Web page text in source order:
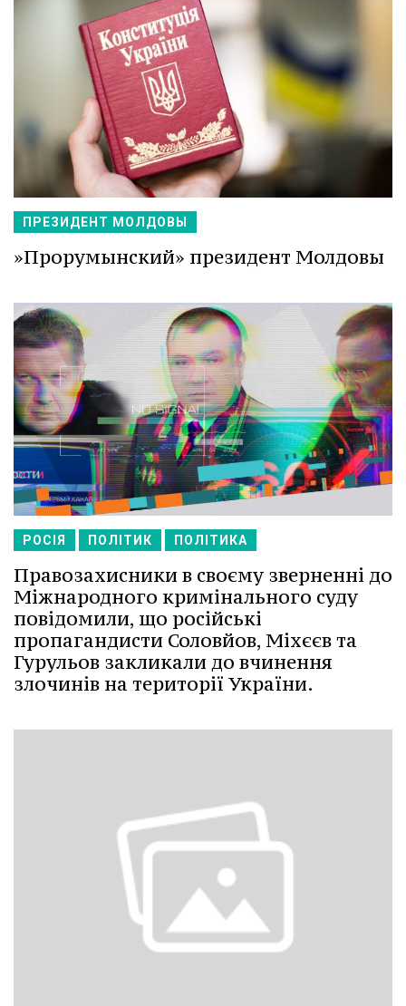
ПРЕЗИДЕНТ МОЛДОВЫ
»Прорумынский» президент Молдовы
РОСІЯ ПОЛІТИК ПОЛІТИКА
Правозахисники в своєму зверненні до
Міжнародного кримінального суду
повідомили, що російські
пропагандисти Соловйов, Міхєєв та
Гурульов закликали до вчинення
злочинів на території України.